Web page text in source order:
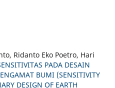
Ridanto Eko Poetro, Hari
PADA DESAIN
BUMI (SENSITIVITY
DESIGN OF EARTH